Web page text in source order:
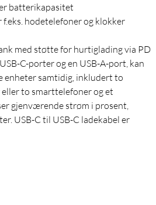
batterikapasitet
hodetelefoner og klokker
med støtte for hurtiglading via PD
C-porter og en USB-A-port, kan
enheter samtidig, inkludert to
to smarttelefoner og et
gjenværende strøm i prosent,
USB-C til USB-C ladekabel er